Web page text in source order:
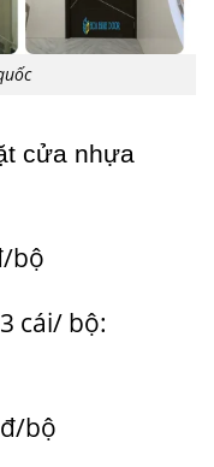
cửa nhựa
bộ
cái/ bộ:
bộ